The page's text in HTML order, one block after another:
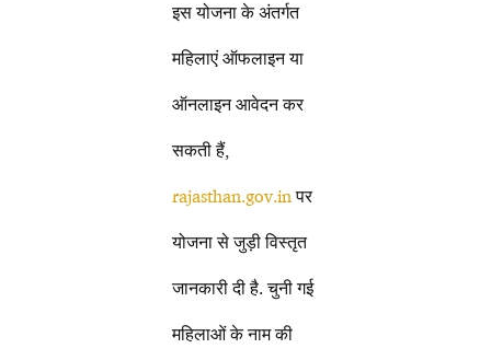
इस योजना के अंतर्गत
महिलाएं ऑफलाइन या
ऑनलाइन आवेदन कर
सकती हैं,
rajasthan.gov.inपर
योजना से जुड़ी विस्तृत
जानकारी दी है. चुनी गई
महिलाओं के नाम की